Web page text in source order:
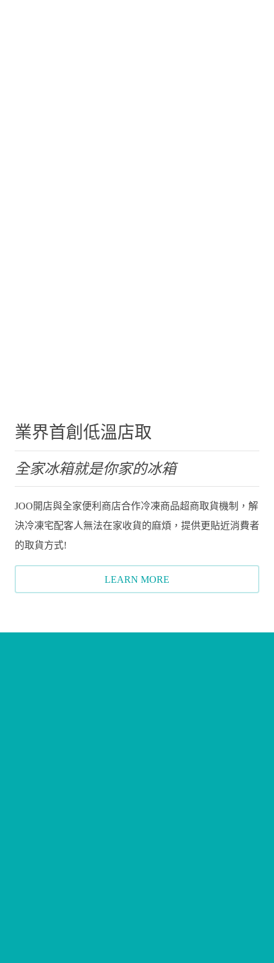
業界首創低溫店取
全家冰箱就是你家的冰箱
JOO開店與全家便利商店合作冷凍商品超商取貨機制，解
決冷凍宅配客人無法在家收貨的麻煩，提供更貼近消費者
的取貨方式!
LEARN MORE